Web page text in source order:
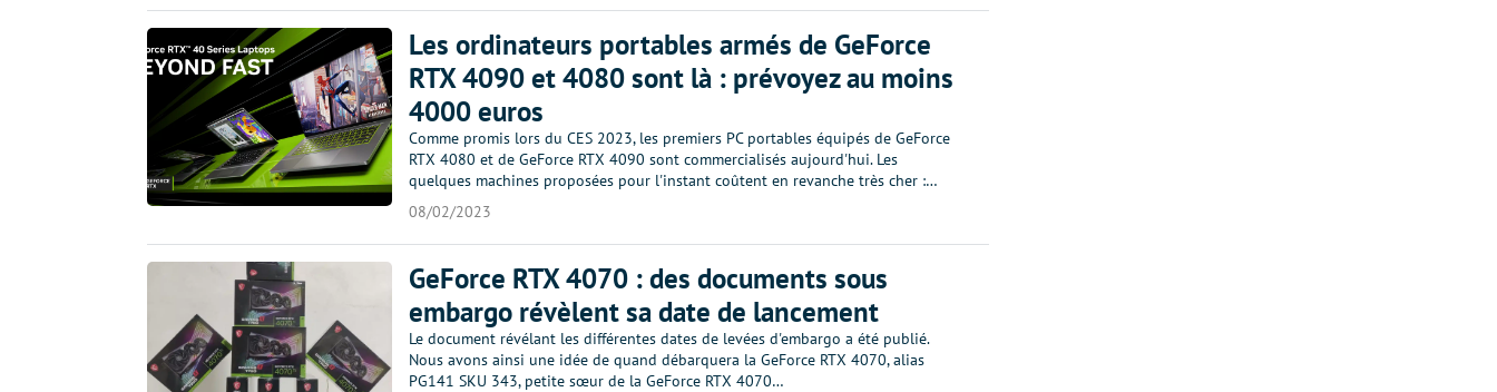
Les ordinateurs portables armés de GeForce
RTX 4090 et 4080 sont là : prévoyez au moins
4000 euros
Comme promis lors du CES 2023, les premiers PC portables équipés de GeForce
RTX 4080 et de GeForce RTX 4090 sont commercialisés aujourd'hui. Les
quelques machines proposées pour l'instant coûtent en revanche très cher :…
08/02/2023
GeForce RTX 4070 : des documents sous
embargo révèlent sa date de lancement
Le document révélant les différentes dates de levées d'embargo a été publié.
Nous avons ainsi une idée de quand débarquera la GeForce RTX 4070, alias
PG141 SKU 343, petite sœur de la GeForce RTX 4070…